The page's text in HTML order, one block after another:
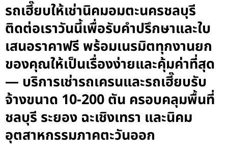
รถเฮี๊ยบให้เช่านิคมอมตะนครชลบุรี
ติดต่อเราวันนี้เพื่อรับคำปรึกษาและใบ
เสนอราคาฟรี พร้อมเนรมิตทุกงานยก
ของคุณให้เป็นเรื่องง่ายและคุ้มค่าที่สุด
— บริการเช่ารถเครนและรถเฮี๊ยบรับ
จ้างขนาด 10-200 ตัน ครอบคลุมพื้นที่
ชลบุรี ระยอง ฉะเชิงเทรา และนิคม
อุตสาหกรรมภาคตะวันออก